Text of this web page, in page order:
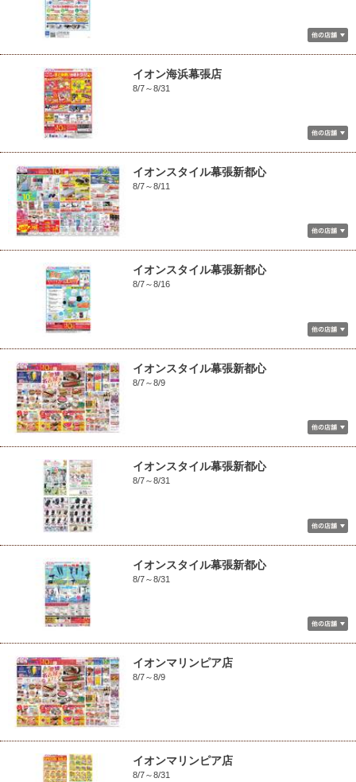
イオン海浜幕張店
8/7～8/31
イオンスタイル幕張新都心
8/7～8/11
イオンスタイル幕張新都心
8/7～8/16
イオンスタイル幕張新都心
8/7～8/9
イオンスタイル幕張新都心
8/7～8/31
イオンスタイル幕張新都心
8/7～8/31
イオンマリンピア店
8/7～8/9
イオンマリンピア店
8/7～8/31